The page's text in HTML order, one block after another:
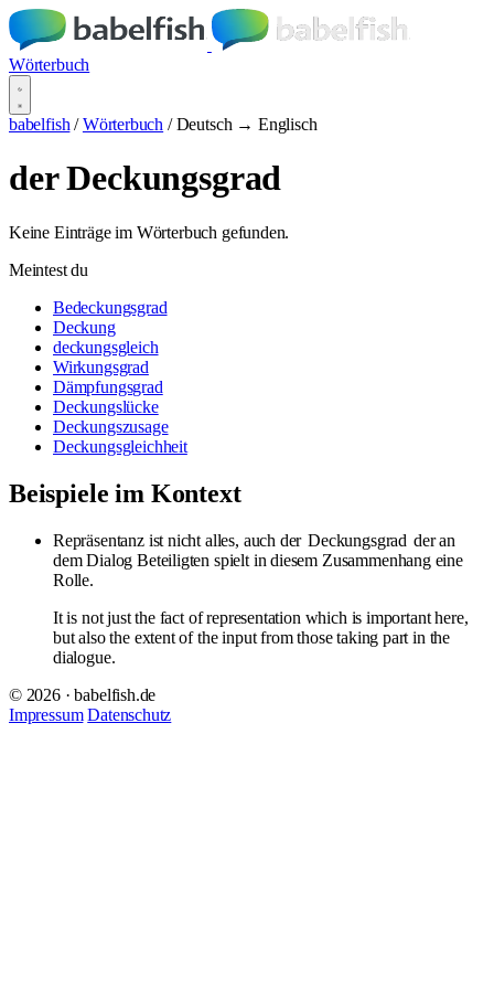
Wörterbuch
babelfish / Wörterbuch / Deutsch → Englisch
der Deckungsgrad
Keine Einträge im Wörterbuch gefunden.
Meintest du
Bedeckungsgrad
Deckung
deckungsgleich
Wirkungsgrad
Dämpfungsgrad
Deckungslücke
Deckungszusage
Deckungsgleichheit
Beispiele im Kontext
Repräsentanz ist nicht alles, auch der Deckungsgrad der an
dem Dialog Beteiligten spielt in diesem Zusammenhang eine
Rolle.
It is not just the fact of representation which is important here,
but also the extent of the input from those taking part in the
dialogue.
© 2026 · babelfish.de
Impressum Datenschutz